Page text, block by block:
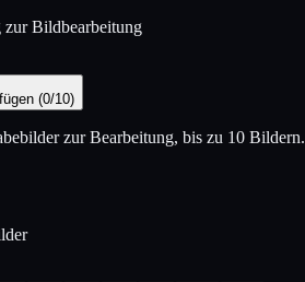
Bildbearbeitung
(0/10)
zur Bearbeitung, bis zu 10 Bildern.